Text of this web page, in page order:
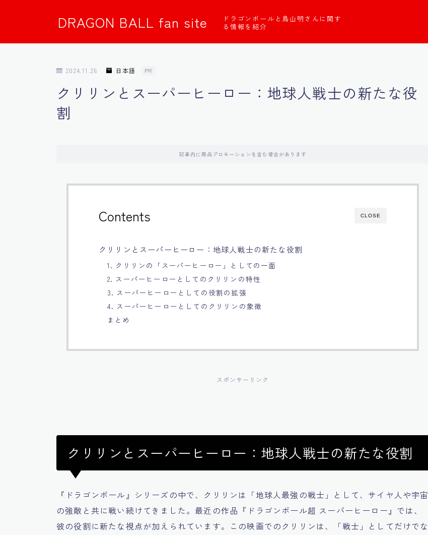
DRAGON BALL fan site
ドラゴンボールと鳥山明さんに関す
る情報を紹介
2024.11.26 日本語 PR
クリリンとスーパーヒーロー：地球人戦士の新たな役
割
記事内に商品プロモーションを含む場合があります
CLOSE
Contents
クリリンとスーパーヒーロー：地球人戦士の新たな役割
1. クリリンの「スーパーヒーロー」としての一面
2. スーパーヒーローとしてのクリリンの特性
3. スーパーヒーローとしての役割の拡張
4. スーパーヒーローとしてのクリリンの象徴
まとめ
スポンサーリンク
クリリンとスーパーヒーロー：地球人戦士の新たな役割
『ドラゴンボール』シリーズの中で、クリリンは「地球人最強の戦士」として、サイヤ人や宇宙
の強敵と共に戦い続けてきました。最近の作品『ドラゴンボール超 スーパーヒーロー』では、
彼の役割に新たな視点が加えられています。この映画でのクリリンは、「戦士」としてだけでな